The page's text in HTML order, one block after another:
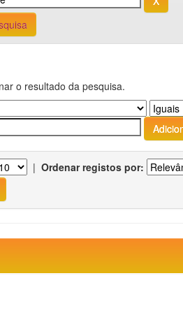
o resultado da pesquisa.
| Ordenar registos por: